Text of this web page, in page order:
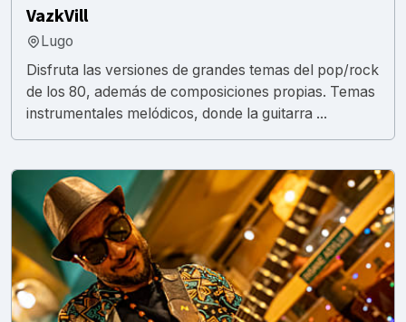
VazkVill
Lugo
Disfruta las versiones de grandes temas del pop/rock
de los 80, además de composiciones propias. Temas
instrumentales melódicos, donde la guitarra ...